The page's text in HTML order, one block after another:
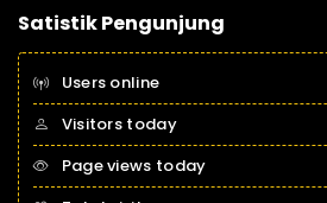
Satistik Pengunjung
Users online
Visitors today
Page views today